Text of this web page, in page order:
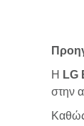
Η LG
στην